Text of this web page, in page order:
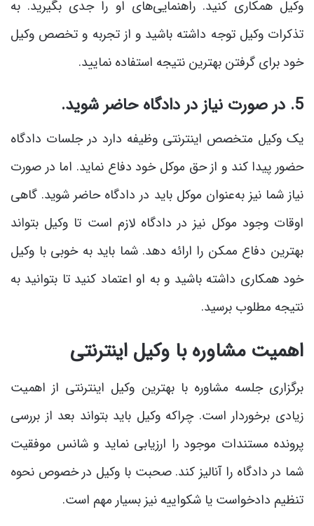
وکیل همکاری کنید. راهنمایی‌های او را جدی بگیرید. به
تذکرات وکیل توجه داشته باشید و از تجربه و تخصص وکیل
خود برای گرفتن بهترین نتیجه استفاده نمایید.
5. در صورت نیاز در دادگاه حاضر شوید.
یک وکیل متخصص اینترنتی وظیفه دارد در جلسات دادگاه
حضور پیدا کند و از حق موکل خود دفاع نماید. اما در صورت
نیاز شما نیز به‌عنوان موکل باید در دادگاه حاضر شوید. گاهی
اوقات وجود موکل نیز در دادگاه لازم است تا وکیل بتواند
بهترین دفاع ممکن را ارائه دهد. شما باید به خوبی با وکیل
خود همکاری داشته باشید و به او اعتماد کنید تا بتوانید به
نتیجه مطلوب برسید.
اهمیت مشاوره با وکیل اینترنتی
برگزاری جلسه مشاوره با بهترین وکیل اینترنتی از اهمیت
زیادی برخوردار است. چراکه وکیل باید بتواند بعد از بررسی
پرونده مستندات موجود را ارزیابی نماید و شانس موفقیت
شما در دادگاه را آنالیز کند. صحبت با وکیل در خصوص نحوه
تنظیم دادخواست یا شکواییه نیز بسیار مهم است.